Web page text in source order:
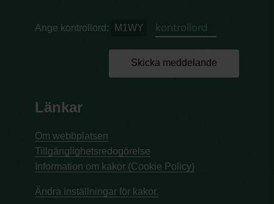
Ange kontrollord: M1WY
Skicka meddelande
Länkar
Om webbplatsen
Tillgänglighetsredogörelse
Information om kakor (Cookie Policy)
Ändra inställningar för kakor.